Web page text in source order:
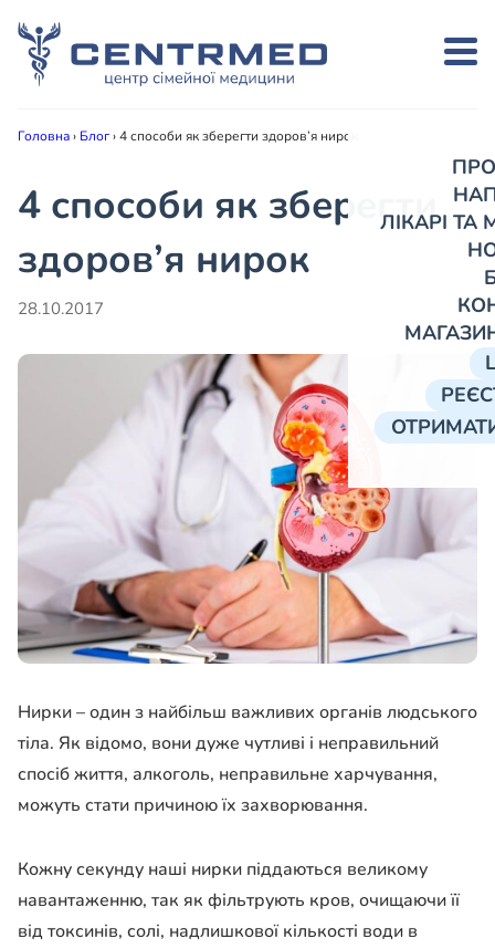
ЛІКАРІ
Головна› Блог›4 способи як зберегти здоров’я нирок
4 способи як зберегти
здоров’я нирок
28.10.2017
Нирки – один з найбільш важливих органів людського
тіла. Як відомо, вони дуже чутливі і неправильний
спосіб життя, алкоголь, неправильне харчування,
можуть стати причиною їх захворювання.
Кожну секунду наші нирки піддаються великому
навантаженню, так як фільтрують кров, очищаючи її
від токсинів, солі, надлишкової кількості води в